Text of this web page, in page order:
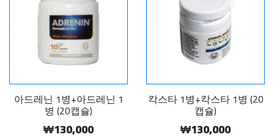
아드레닌 1병+아드레닌 1
병 (20캡슐)
₩130,000
칵스타 1병+칵스타 1병 (20
캡슐)
₩130,000